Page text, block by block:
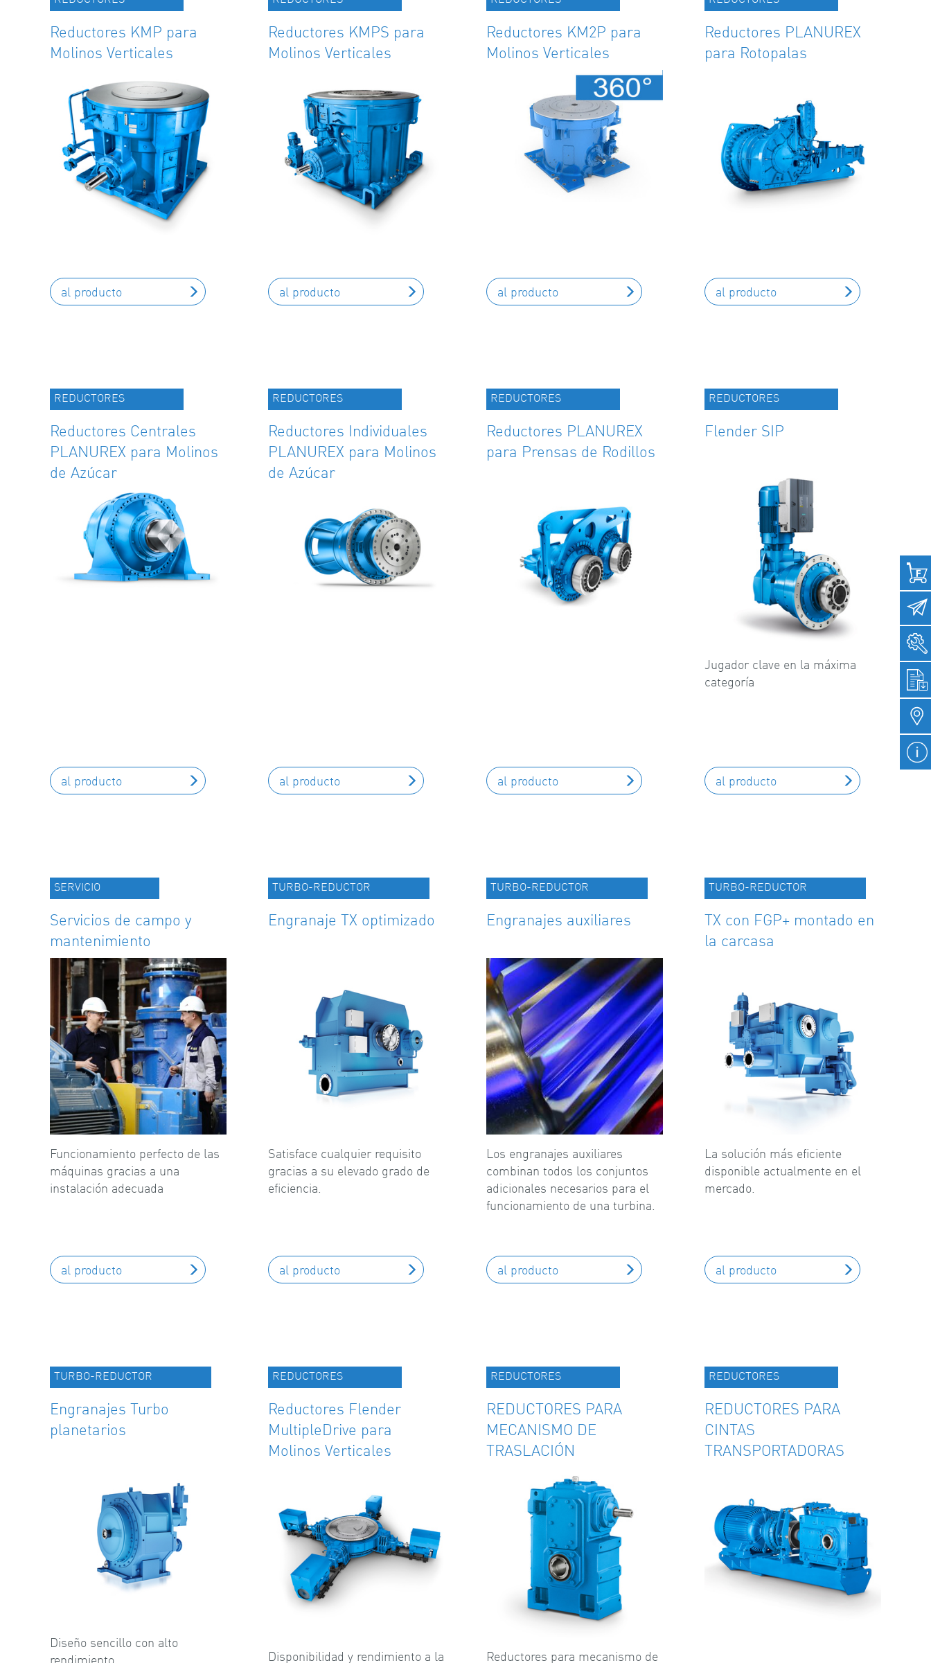
Reductores KMP para
Molinos Verticales
al producto
Reductores KMPS para
Molinos Verticales
al producto
Reductores KM2P para
Molinos Verticales
al producto
Reductores PLANUREX
para Rotopalas
al producto
REDUCTORES
Reductores Centrales
PLANUREX para Molinos
de Azúcar
al producto
REDUCTORES
Reductores Individuales
PLANUREX para Molinos
de Azúcar
al producto
REDUCTORES
Reductores PLANUREX
para Prensas de Rodillos
al producto
REDUCTORES
Flender SIP
Jugador clave en la máxima
categoría
al producto
SERVICIO
Servicios de campo y
mantenimiento
Funcionamiento perfecto de las
máquinas gracias a una
instalación adecuada
al producto
TURBO-REDUCTOR
Engranaje TX optimizado
Satisface cualquier requisito
gracias a su elevado grado de
eficiencia.
al producto
TURBO-REDUCTOR
Engranajes auxiliares
Los engranajes auxiliares
combinan todos los conjuntos
adicionales necesarios para el
funcionamiento de una turbina.
al producto
TURBO-REDUCTOR
TX con FGP+ montado en
la carcasa
La solución más eficiente
disponible actualmente en el
mercado.
al producto
TURBO-REDUCTOR
Engranajes Turbo
planetarios
Diseño sencillo con alto
rendimiento
REDUCTORES
Reductores Flender
MultipleDrive para
Molinos Verticales
Disponibilidad y rendimiento a la
REDUCTORES
REDUCTORES PARA
MECANISMO DE
TRASLACIÓN
Reductores para mecanismo de
REDUCTORES
REDUCTORES PARA
CINTAS
TRANSPORTADORAS